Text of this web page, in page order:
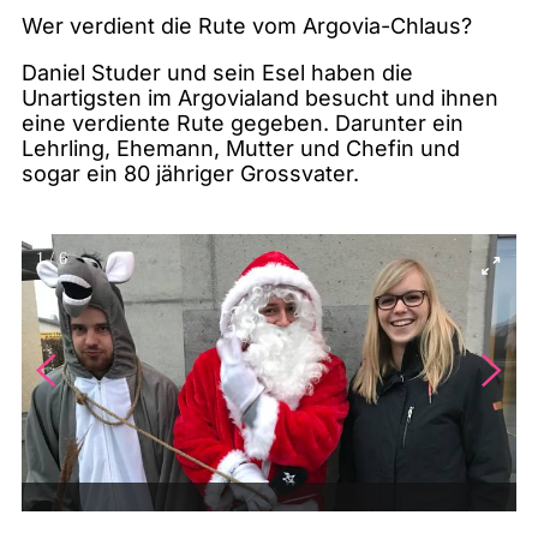
Wer verdient die Rute vom Argovia-Chlaus?
Daniel Studer und sein Esel haben die
Unartigsten im Argovialand besucht und ihnen
eine verdiente Rute gegeben. Darunter ein
Lehrling, Ehemann, Mutter und Chefin und
sogar ein 80 jähriger Grossvater.
1/6